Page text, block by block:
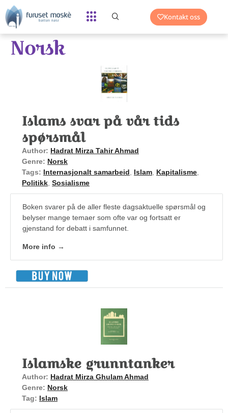
Kontakt oss
Norsk
Islams svar på vår tids
spørsmål
Author: Hadrat Mirza Tahir Ahmad
Genre: Norsk
Tags: Internasjonalt samarbeid Islam Kapitalisme
Politikk Sosialisme
Boken svarer på de aller fleste dagsaktuelle spørsmål og
belyser mange temaer som ofte var og fortsatt er
gjenstand for debatt i samfunnet.
More info →
Islamske grunntanker
Author: Hadrat Mirza Ghulam Ahmad
Genre: Norsk
Tag: Islam